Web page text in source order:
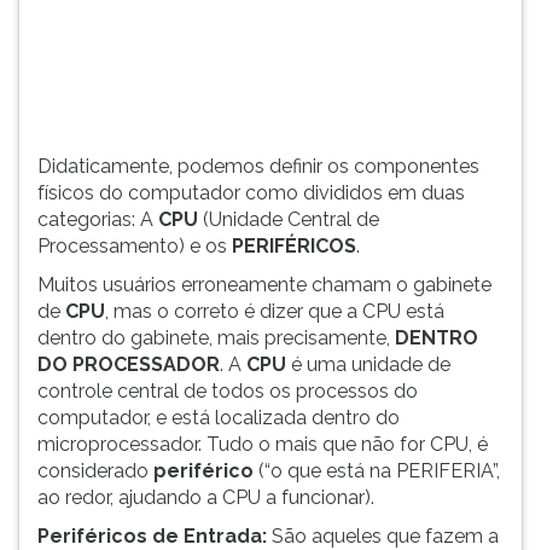
menu
principal
pressione
tecla
depois
Pressione
Didaticamente, podemos definir os componentes
físicos do computador como divididos em duas
categorias: A CPU (Unidade Central de
Processamento) e os PERIFÉRICOS.
Muitos usuários erroneamente chamam o gabinete
de CPU, mas o correto é dizer que a CPU está
dentro do gabinete, mais precisamente, DENTRO
DO PROCESSADOR. A CPU é uma unidade de
controle central de todos os processos do
computador, e está localizada dentro do
microprocessador. Tudo o mais que não for CPU, é
considerado periférico (“o que está na PERIFERIA”,
ao redor, ajudando a CPU a funcionar).
Periféricos de Entrada: São aqueles que fazem a